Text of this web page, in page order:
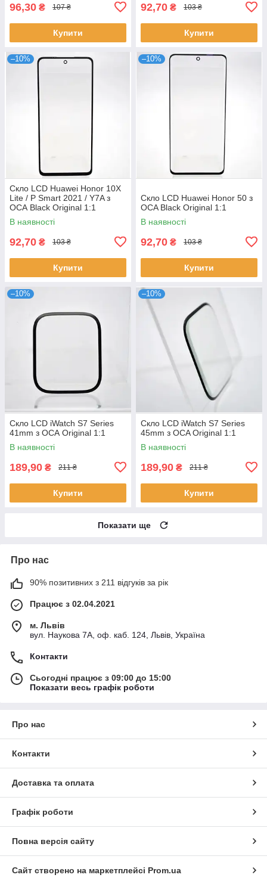
96,30 ₴ 107 ₴
Купити
92,70 ₴ 103 ₴
Купити
–10%
Скло LCD Huawei Honor 10X
Lite / P Smart 2021 / Y7A з
ОСА Black Original 1:1
В наявності
92,70 ₴ 103 ₴
Купити
–10%
Скло LCD Huawei Honor 50 з
OCA Black Original 1:1
В наявності
92,70 ₴ 103 ₴
Купити
–10%
Скло LCD iWatch S7 Series
41mm з ОСА Original 1:1
В наявності
189,90 ₴ 211 ₴
Купити
–10%
Скло LCD iWatch S7 Series
45mm з OCA Original 1:1
В наявності
189,90 ₴ 211 ₴
Купити
Показати ще
Про нас
90% позитивних з 211 відгуків за рік
Працює з 02.04.2021
м. Львів
вул. Наукова 7А, оф. каб. 124, Львів, Україна
Контакти
Сьогодні працює з 09:00 до 15:00
Показати весь графік роботи
Про нас
Контакти
Доставка та оплата
Графік роботи
Повна версія сайту
Сайт створено на маркетплейсі Prom.ua